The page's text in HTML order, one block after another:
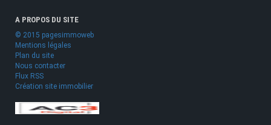
A PROPOS DU SITE
© 2015 pagesimmoweb
Mentions légales
Plan du site
Nous contacter
Flux RSS
Création site immobilier